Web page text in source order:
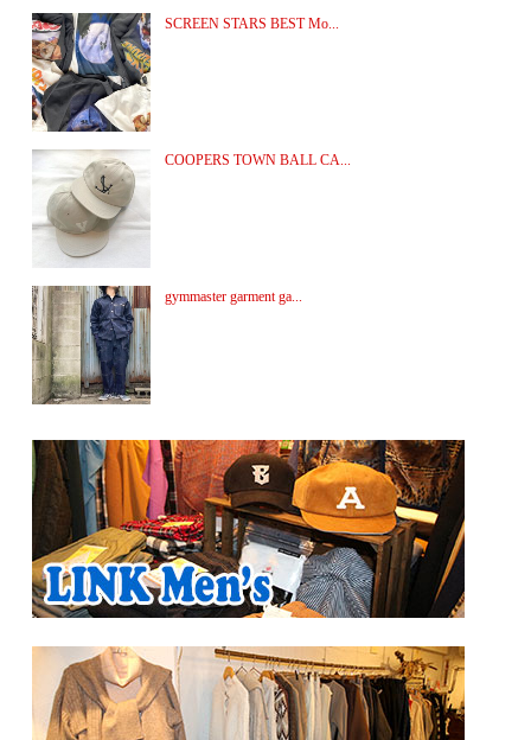
SCREEN STARS BEST Mo...
COOPERS TOWN BALL CA...
gymmaster garment ga...